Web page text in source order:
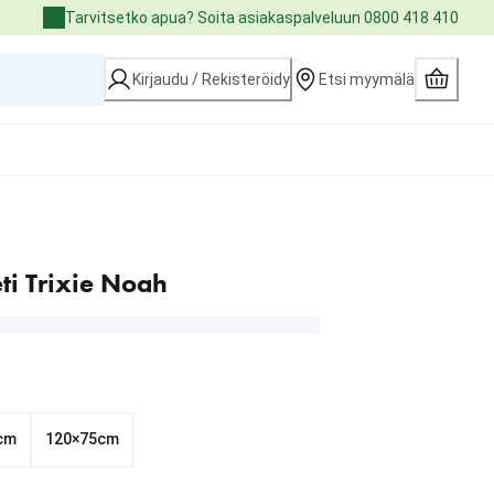
Tarvitsetko apua? Soita asiakaspalveluun 0800 418 410
Kirjaudu / Rekisteröidy Etsi myymälä
Trixie Noah
120×75cm